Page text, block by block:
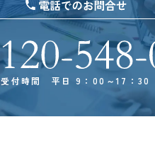
受付時間 平日 9：00～17：30